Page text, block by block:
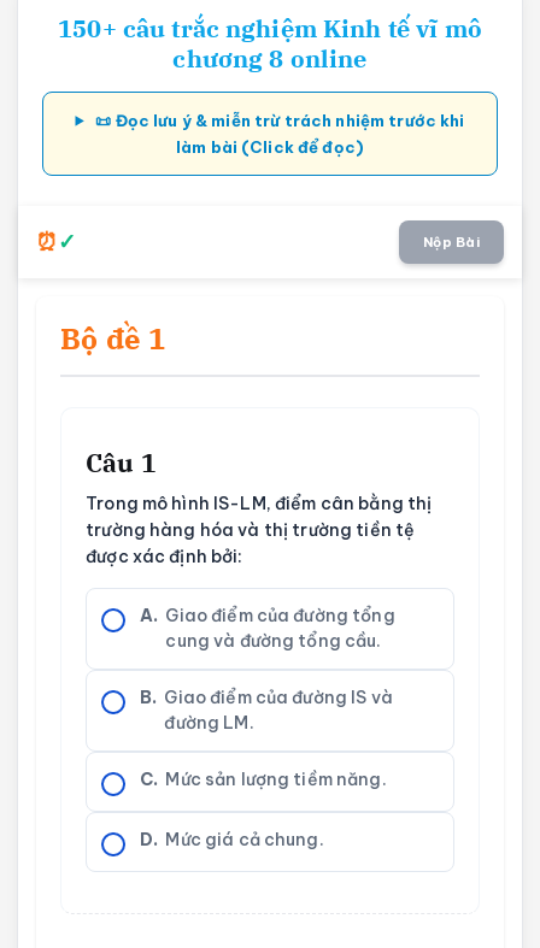
150+ câu trắc nghiệm Kinh tế vĩ mô
chương 8 online
📜 Đọc lưu ý & miễn trừ trách nhiệm trước khi
làm bài (Click để đọc)
Nộp Bài
Bộ đề 1
Câu 1
Trong mô hình IS-LM, điểm cân bằng thị
trường hàng hóa và thị trường tiền tệ
được xác định bởi:
A. Giao điểm của đường tổng
cung và đường tổng cầu.
B. Giao điểm của đường IS và
đường LM.
C. Mức sản lượng tiềm năng.
D. Mức giá cả chung.